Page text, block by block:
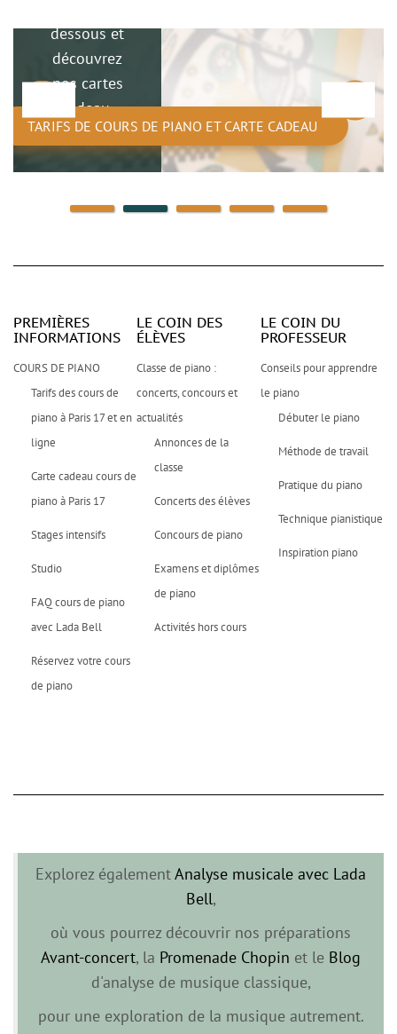
dessous et
découvrez
nos cartes
cadeau.
TARIFS DE COURS DE PIANO ET CARTE CADEAU
PREMIÈRES
INFORMATIONS
COURS DE PIANO
Tarifs des cours de
piano à Paris 17 et en
ligne
Carte cadeau cours de
piano à Paris 17
Stages intensifs
Studio
FAQ cours de piano
avec Lada Bell
Réservez votre cours
de piano
LE COIN DES
ÉLÈVES
Classe de piano :
concerts, concours et
actualités
Annonces de la
classe
Concerts des élèves
Concours de piano
Examens et diplômes
de piano
Activités hors cours
LE COIN DU
PROFESSEUR
Conseils pour apprendre
le piano
Débuter le piano
Méthode de travail
Pratique du piano
Technique pianistique
Inspiration piano
Explorez égalementAnalyse musicale avec Lada
Bell,
où vous pourrez découvrir nos préparations
Avant-concert, la Promenade Chopin et le Blog
d'analyse de musique classique,
pour une exploration de la musique autrement.